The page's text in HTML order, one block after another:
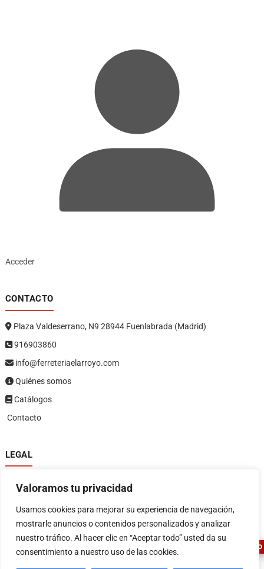
Valoramos tu privacidad
Usamos cookies para mejorar su experiencia de navegación,
mostrarle anuncios o contenidos personalizados y analizar
nuestro tráfico. Al hacer clic en “Aceptar todo” usted da su
consentimiento a nuestro uso de las cookies.
Acceder
CONTACTO
Plaza Valdeserrano, N9 28944 Fuenlabrada (Madrid)
916903860
info@ferreteriaelarroyo.com
Quiénes somos
Catálogos
Contacto
LEGAL
Política de privacidad
Política de devoluciones y reembolsos
Términos y condiciones
ASESOR FERRETERO